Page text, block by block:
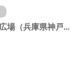
北野町広場（兵庫県神戸市）